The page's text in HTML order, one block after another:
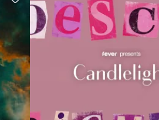
Kino